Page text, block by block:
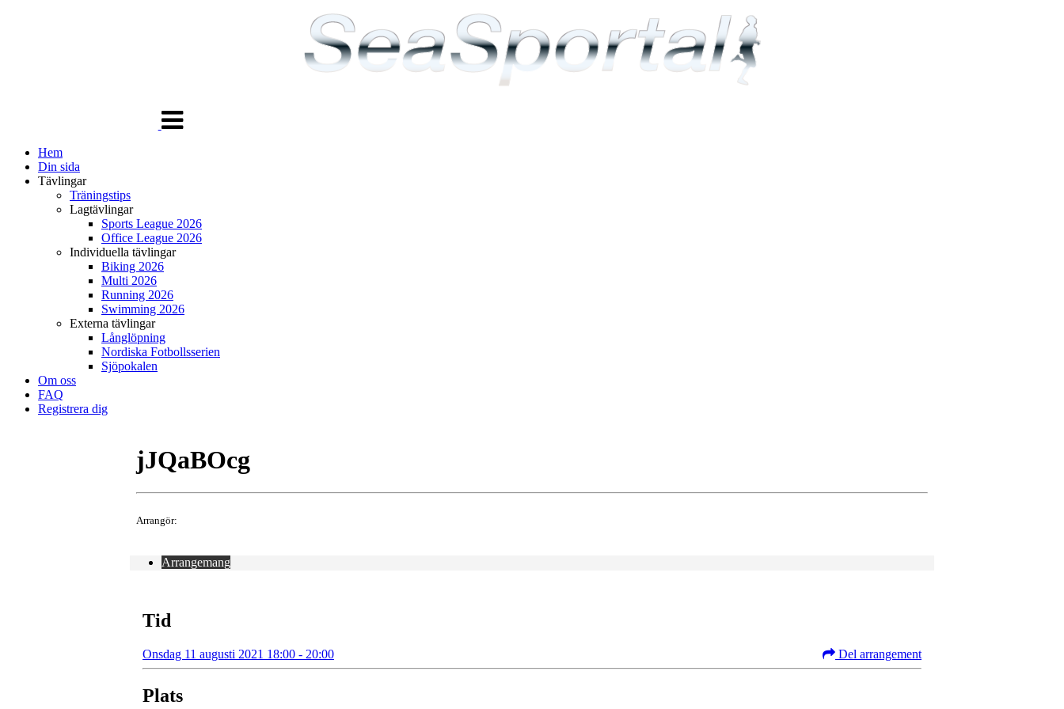
navigering
Hem
Din sida
Tävlingar
Träningstips
Lagtävlingar
Sports League 2026
Office League 2026
Individuella tävlingar
Biking 2026
Multi 2026
Running 2026
Swimming 2026
Externa tävlingar
Långlöpning
Nordiska Fotbollsserien
Sjöpokalen
Om oss
FAQ
Registrera dig
jJQaBOcg
Arrangör:
Arrangemang
Tid
Onsdag 11 augusti 2021 18:00 - 20:00 Del arrangement
Plats